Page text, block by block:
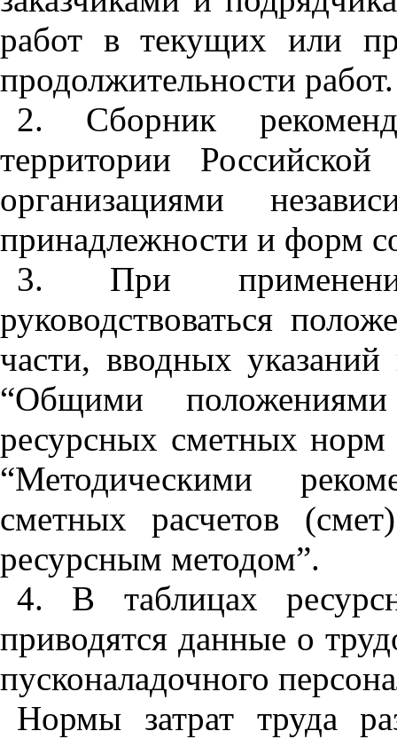
работ в текущих или
продолжительности работ.
2. Сборник
территории
организациями
принадлежности и форм
3. При
руководствоваться
части, вводных
“Общими
ресурсных сметных норм
“Методическими
сметных расчетов
ресурсным методом”.
4. В таблицах
приводятся данные о
пусконаладочного
Нормы затрат труда